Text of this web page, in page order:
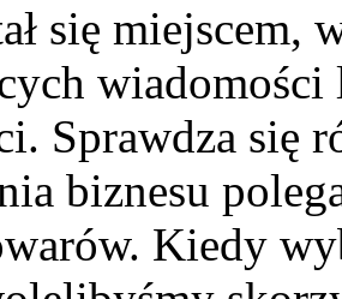
się miejscem,
Sprawdza się
biznesu
Kiedy